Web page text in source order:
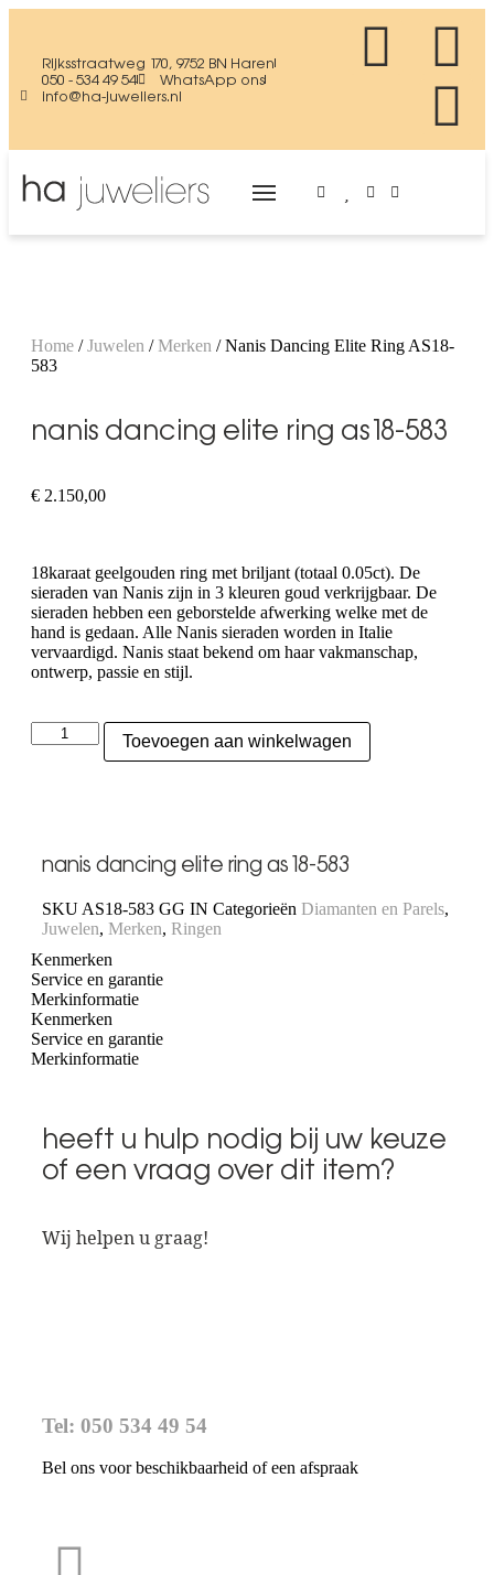
Rijksstraatweg 170, 9752 BN Haren
050 - 534 49 54
WhatsApp ons
info@ha-juweliers.nl
Home /Juwelen /Merken / Nanis Dancing Elite Ring AS18-
583
nanis dancing elite ring as18-583
€ 2.150,00
18karaat geelgouden ring met briljant (totaal 0.05ct). De
sieraden van Nanis zijn in 3 kleuren goud verkrijgbaar. De
sieraden hebben een geborstelde afwerking welke met de
hand is gedaan. Alle Nanis sieraden worden in Italie
vervaardigd. Nanis staat bekend om haar vakmanschap,
ontwerp, passie en stijl.
Toevoegen aan winkelwagen
nanis dancing elite ring as18-583
SKU AS18-583 GG IN Categorieën Diamanten en Parels,
Juwelen, Merken, Ringen
Kenmerken
Service en garantie
Merkinformatie
Kenmerken
Service en garantie
Merkinformatie
heeft u hulp nodig bij uw keuze
of een vraag over dit item?
Wij helpen u graag!
Tel: 050 534 49 54
Bel ons voor beschikbaarheid of een afspraak